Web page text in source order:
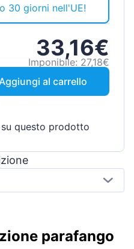
30 giorni nell'UE!
33,16€
Imponibile: 27,18€
al carrello
questo prodotto
parafango